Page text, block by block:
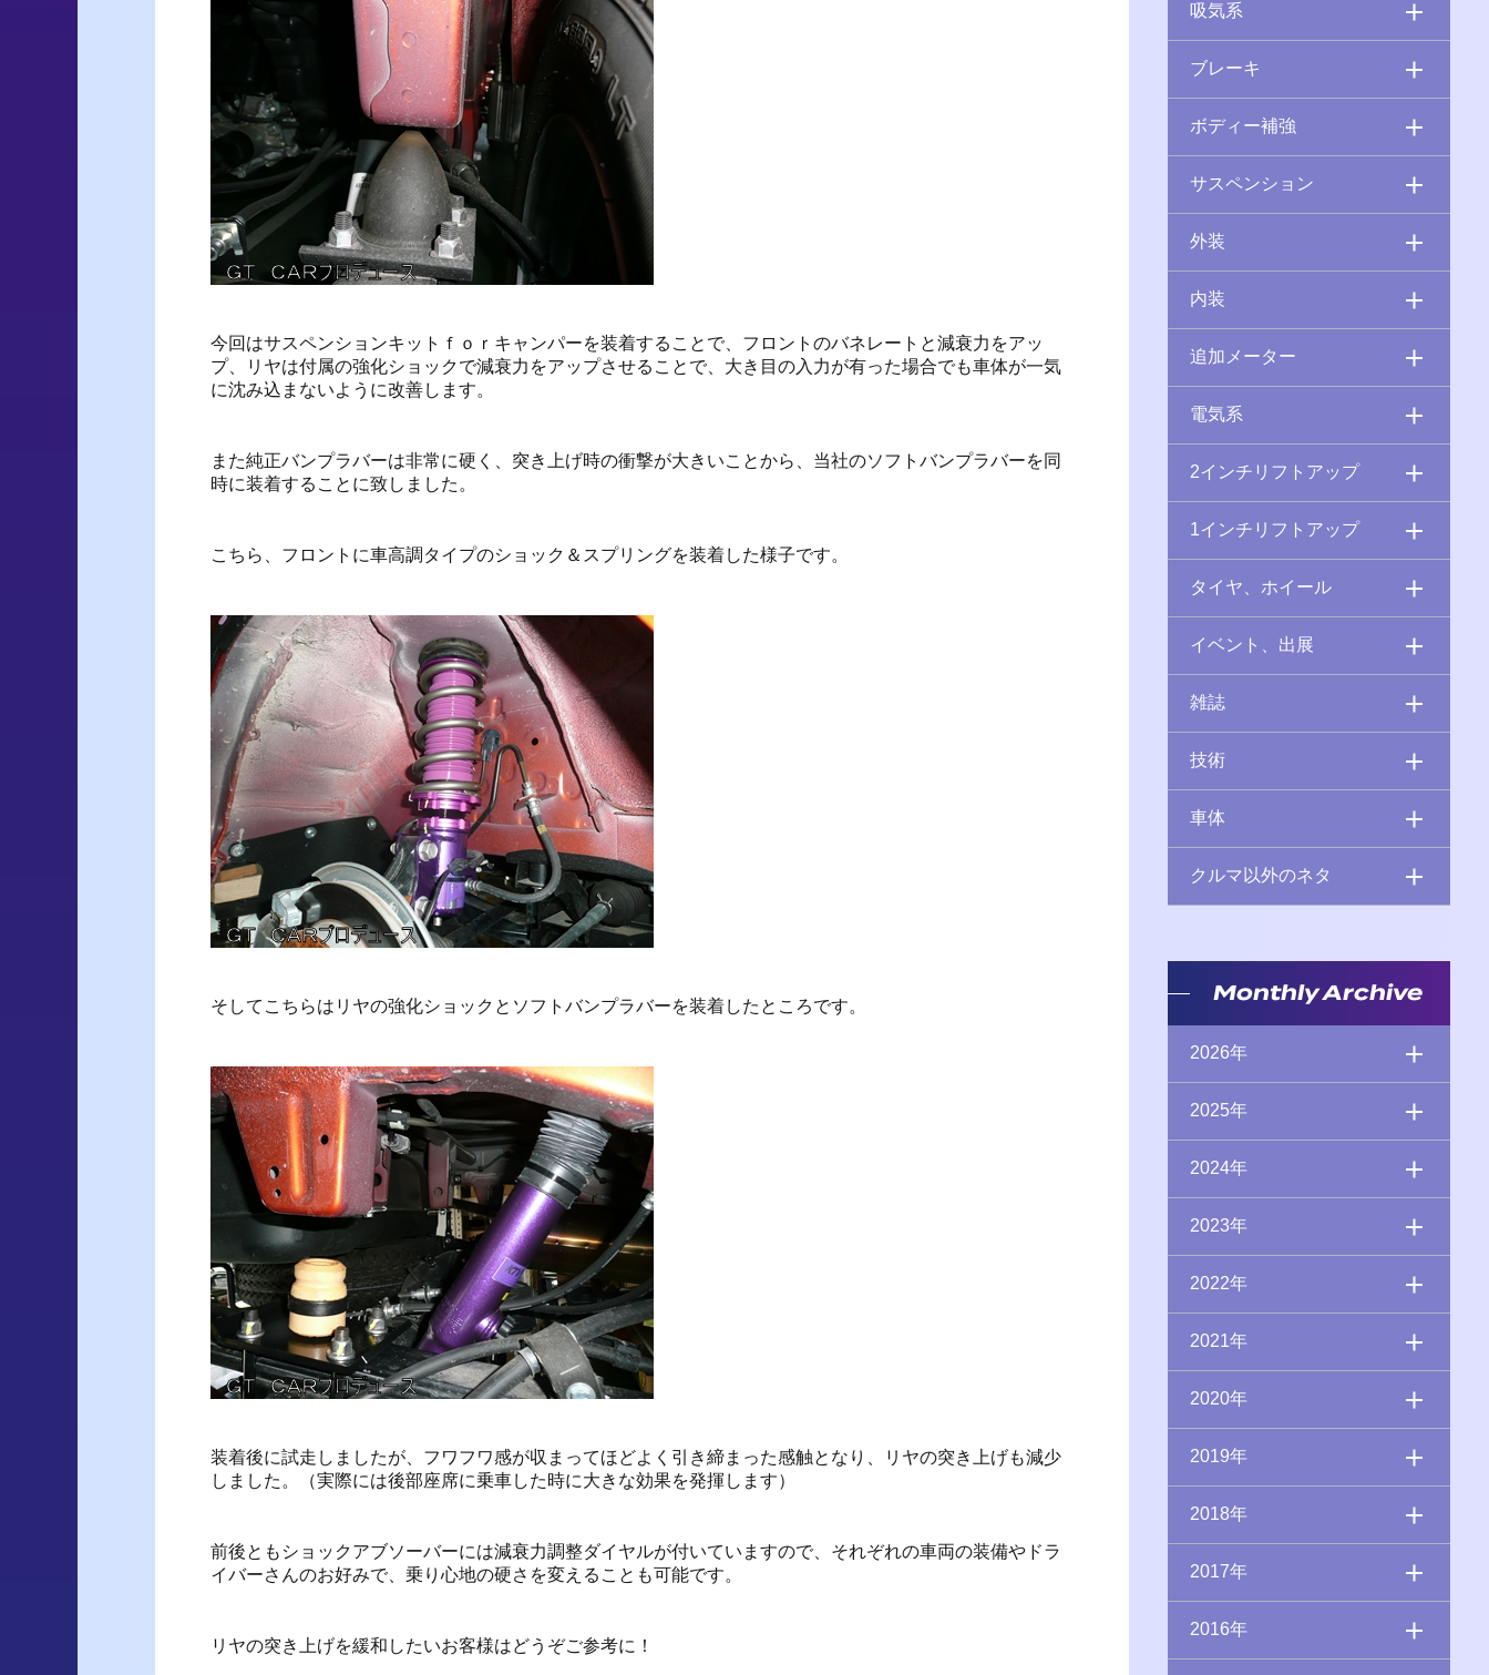
今回はサスペンションキットｆｏｒキャンパーを装着することで、フロントのバネレートと減衰力をアッ
プ、リヤは付属の強化ショックで減衰力をアップさせることで、大き目の入力が有った場合でも車体が一気
に沈み込まないように改善します。
また純正バンプラバーは非常に硬く、突き上げ時の衝撃が大きいことから、当社のソフトバンプラバーを同
時に装着することに致しました。
こちら、フロントに車高調タイプのショック＆スプリングを装着した様子です。
そしてこちらはリヤの強化ショックとソフトバンプラバーを装着したところです。
装着後に試走しましたが、フワフワ感が収まってほどよく引き締まった感触となり、リヤの突き上げも減少
しました。（実際には後部座席に乗車した時に大きな効果を発揮します）
前後ともショックアブソーバーには減衰力調整ダイヤルが付いていますので、それぞれの車両の装備やドラ
イバーさんのお好みで、乗り心地の硬さを変えることも可能です。
リヤの突き上げを緩和したいお客様はどうぞご参考に！
吸気系
ブレーキ
ボディー補強
サスペンション
外装
内装
追加メーター
電気系
2インチリフトアップ
1インチリフトアップ
タイヤ、ホイール
イベント、出展
雑誌
技術
車体
クルマ以外のネタ
Monthly Archive
2026年
2025年
2024年
2023年
2022年
2021年
2020年
2019年
2018年
2017年
2016年